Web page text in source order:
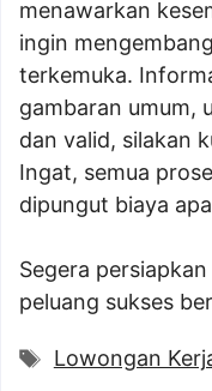
menawarkan
ingin
terkemuka.
gambaran umum,
dan valid, silakan
Ingat, semua
dipungut biaya
Segera
peluang sukses
Tags
Lowongan